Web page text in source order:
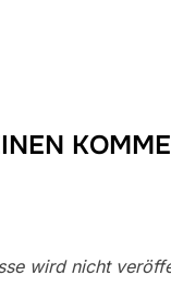
wird nicht